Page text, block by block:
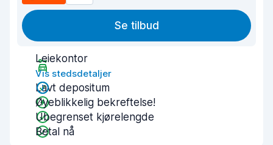
Se tilbud
Leiekontor
Vis stedsdetaljer
Lavt depositum
Øyeblikkelig bekreftelse!
Ubegrenset kjørelengde
Betal nå